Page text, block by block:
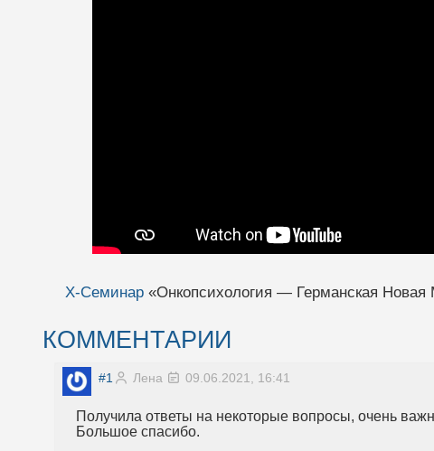
X-Семинар «Онкопсихология — Германская
КОММЕНТАРИИ
#1 Лена 09.06.2021, 16:41
Получила ответы на некоторые вопросы, очень
Большое спасибо.